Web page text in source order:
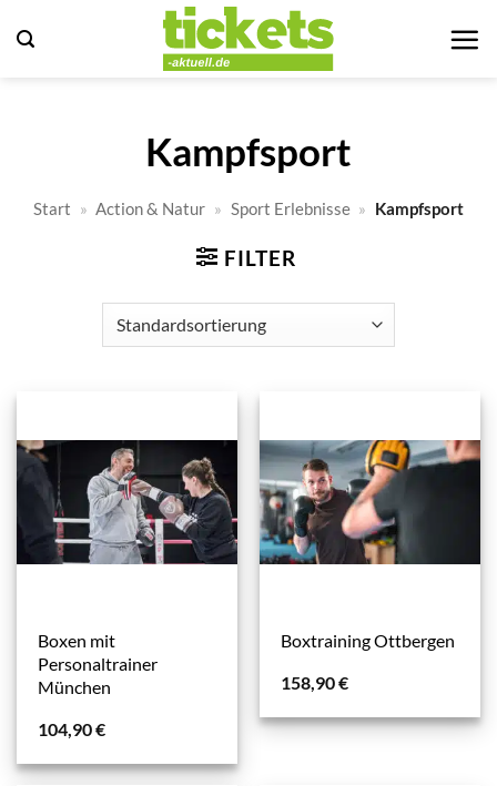
Inhalt
Kampfsport
Start » Action & Natur » Sport Erlebnisse » Kampfsport
FILTER
Boxen mit
Personaltrainer
München
104,90€
Boxtraining Ottbergen
158,90€